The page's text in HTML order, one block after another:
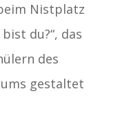
Nistplatz
du?“, das
des
gestaltet